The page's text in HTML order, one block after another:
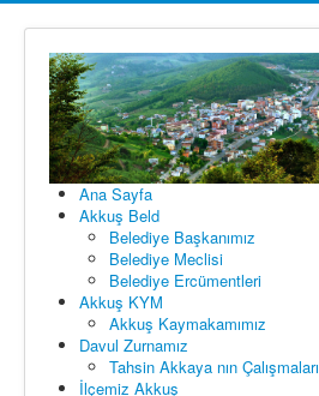
Ana Sayfa
Akkuş Beld
Belediye Başkanımız
Belediye Meclisi
Belediye Ercümentleri
Akkuş KYM
Akkuş Kaymakamımız
Davul Zurnamız
Tahsin Akkaya nın Çalışmaları
İlçemiz Akkuş